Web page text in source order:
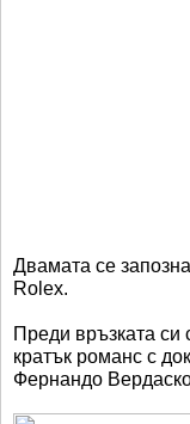
Двамата се
Rolex.
Преди връзката си
кратък романс с
Фернандо